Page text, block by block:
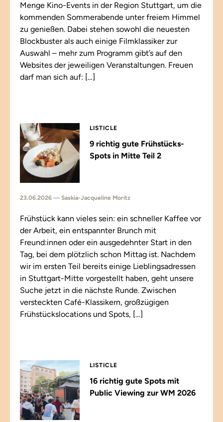
Menge Kino-Events in der Region Stuttgart, um die
kommenden Sommerabende unter freiem Himmel
zu genießen. Dabei stehen sowohl die neuesten
Blockbuster als auch einige Filmklassiker zur
Auswahl – mehr zum Programm gibt’s auf den
Websites der jeweiligen Veranstaltungen. Freuen
darf man sich auf: […]
LISTICLE
9 richtig gute Frühstücks-
Spots in Mitte Teil 2
23.06.2026 — Saskia-Jacqueline Moritz
Frühstück kann vieles sein: ein schneller Kaffee vor
der Arbeit, ein entspannter Brunch mit
Freund:innen oder ein ausgedehnter Start in den
Tag, bei dem plötzlich schon Mittag ist. Nachdem
wir im ersten Teil bereits einige Lieblingsadressen
in Stuttgart-Mitte vorgestellt haben, geht unsere
Suche jetzt in die nächste Runde. Zwischen
versteckten Café-Klassikern, großzügigen
Frühstückslocations und Spots, […]
LISTICLE
16 richtig gute Spots mit
Public Viewing zur WM 2026